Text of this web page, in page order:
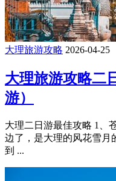
大理旅游攻略 2026-04-25
大理旅游攻略二
游）
大理二日游最佳攻略 1、
边了，是大理的风花雪月
到 ...